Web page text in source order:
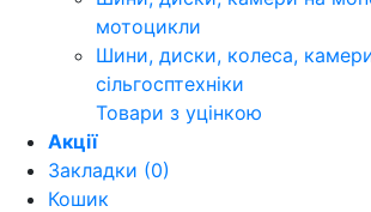
мотоцикли
Шини, диски, колеса,
сільгосптехніки
Товари з уцінкою
Акції
Закладки (0)
Кошик